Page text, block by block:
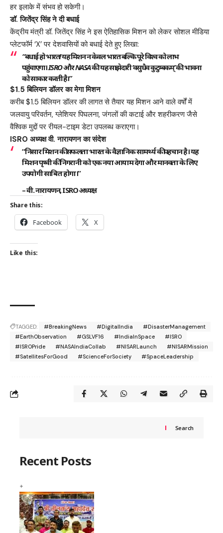
हर इलाके में संभव हो सकेगी।
डॉ. जितेंद्र सिंह ने दी बधाई
केंद्रीय मंत्री डॉ. जितेंद्र सिंह ने इस ऐतिहासिक मिशन को लेकर सोशल मीडिया
प्लेटफॉर्म ‘X’ पर देशवासियों को बधाई देते हुए लिखा:
“बधाई हो भारत! यह मिशन न केवल भारत बल्कि पूरे विश्व को लाभ
पहुंचाएगा। ISRO और NASA की यह साझेदारी ‘वसुधैव कुटुम्बकम्’ की भावना
को साकार करती है।”
$1.5 बिलियन डॉलर का मेगा मिशन
करीब $1.5 बिलियन डॉलर की लागत से तैयार यह मिशन आने वाले वर्षों में
जलवायु परिवर्तन, ग्लेशियर पिघलना, जंगलों की कटाई और शहरीकरण जैसे
वैश्विक मुद्दों पर रीयल-टाइम डेटा उपलब्ध कराएगा।
ISRO अध्यक्ष वी. नारायणन का संदेश
“निसार मिशन की सफलता भारत के वैज्ञानिक सामर्थ्य की पहचान है। यह
मिशन पृथ्वी की निगरानी को एक नया आयाम देगा और मानवता के लिए
उपयोगी साबित होगा।”
– वी. नारायणन, ISRO अध्यक्ष
Share this:
Facebook X
Like this:
TAGGED: #BreakingNews #DigitalIndia
#DisasterManagement
#EarthObservation
#GSLVF16 #IndiaInSpace
#ISRO
#ISROPride
#NASAIndiaCollab #NISARLaunch
#NISARMission
#SatellitesForGood
#ScienceForSociety #SpaceLeadership
Search
Recent Posts